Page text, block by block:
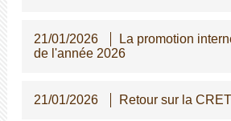
21/01/2026
La promotion
de l'année 2026
21/01/2026 Retour sur la